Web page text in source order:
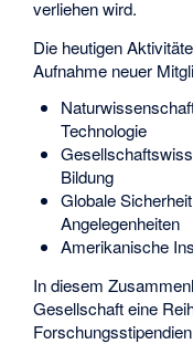
verliehen wird.
Die heutigen
Aufnahme neuer
Technologie
Bildung
Globale
Angelegenheiten
Amerikanische
In diesem
Gesellschaft eine